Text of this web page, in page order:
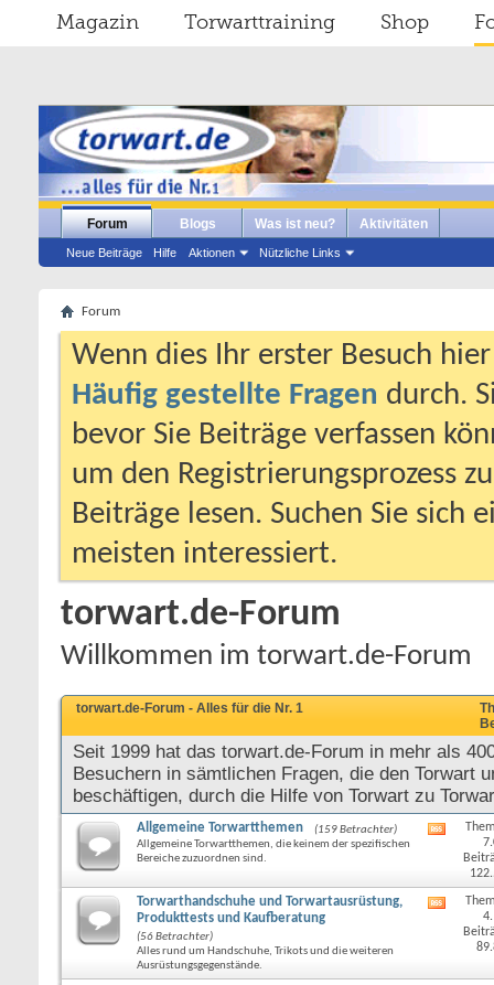
Magazin Torwarttraining Shop
Forum
Neue Beiträge Hilfe Aktionen Nützliche Links
Blogs Was ist neu? Aktivitäten
Forum
Wenn dies Ihr erster Besuch
Häufig gestellte Fragen durch.
bevor Sie Beiträge verfassen
um den Registrierungsprozess
Beiträge lesen. Suchen Sie sich
meisten interessiert.
torwart.de-Forum
Willkommen im torwart.de-Forum
torwart.de-Forum - Alles für die Nr. 1
Seit 1999 hat das torwart.de-Forum in mehr als
Besuchern in sämtlichen Fragen, die den Torwart
beschäftigen, durch die Hilfe von Torwart zu
Allgemeine Torwartthemen
(159 Betrachter)
Allgemeine Torwartthemen, die keinem der spezifischen
Bereiche zuzuordnen sind.
RSS-
dieses
Forums
Torwarthandschuhe und Torwartausrüstung,
Produkttests und Kaufberatung
(56 Betrachter)
Alles rund um Handschuhe, Trikots und die weiteren
Ausrüstungsgegenstände.
RSS-
dieses
Forums